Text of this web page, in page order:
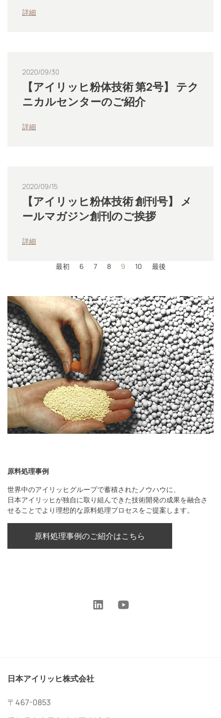
詳細
2020/09/30
【アイリッヒ粉体技術 第2号】 テク
ニカルセンターのご紹介
詳細
2020/09/15
【アイリッヒ粉体技術 創刊号】 メ
ールマガジン創刊のご挨拶
詳細
最初 6 7 8 9 10 最後
原料処理事例
世界中のアイリッヒグループで蓄積されたノウハウに、
日本アイリッヒが独自に取り組んできた技術開発の成果を融合さ
せることでより理想的な原料処理プロセスをご提案します。
原料処理事例のご紹介はこちら
日本アイリッヒ株式会社
〒467-0853